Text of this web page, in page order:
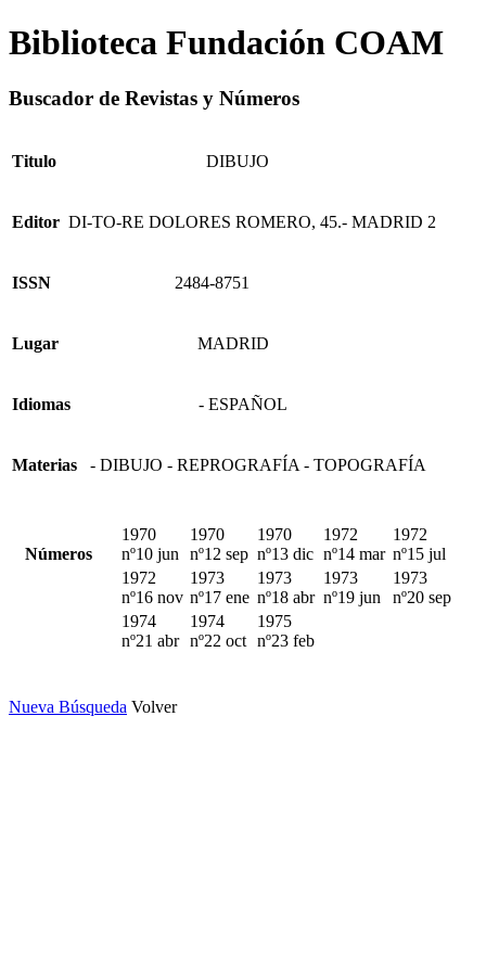
Biblioteca Fundación COAM
Buscador de Revistas y Números
Titulo DIBUJO
Editor DI-TO-RE DOLORES ROMERO, 45.- MADRID 2
ISSN 2484-8751
Lugar MADRID
Idiomas - ESPAÑOL
Materias - DIBUJO - REPROGRAFÍA - TOPOGRAFÍA
Números
1970
nº10 jun
1970
nº12 sep
1970
nº13 dic
1972
nº14 mar
1972
nº15 jul
1972
nº16 nov
1973
nº17 ene
1973
nº18 abr
1973
nº19 jun
1973
nº20 sep
1974
nº21 abr
1974
nº22 oct
1975
nº23 feb
Nueva Búsqueda Volver